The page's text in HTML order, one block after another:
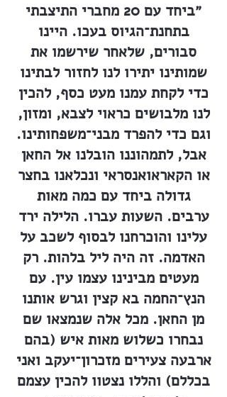
״ביחד עם 20 מחברי התיצבתי
בתחנת־הגיוס בעכו. היינו
סבורים, שלאחר שירשמו את
שמותינו יתירו לנו לחזור לבתינו
כדי לקחת עמנו מעט כסף, להכין
לנו מלבושים כראוי לצבא, ומזון,
וגם כדי להפרד מבני־משפחותינו.
אבל, לתמהוננו הובלנו אל החאן
או הקאראואנסראי ונכלאנו בחצר
גדולה ביחד עם כמה מאות
ערבים. השעות עברו. הלילה ירד
עלינו והוכרחנו לבסוף לשכב על
האדמה. זה היה ליל בלהות. רק
מעטים מבינינו עצמו עין. עם
הנץ־החמה בא קצין וגרש אותנו
מן החאן. מכל אלה שנמצאו שם
נבחרו כשלוש מאות איש (בהם
ארבעה צעירים מזכרון־יעקב ואני
בכללם) והללו נצטוו להכין עצמם